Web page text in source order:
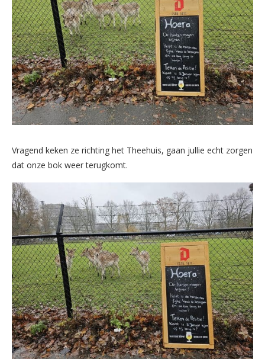
Vragend keken ze richting het Theehuis, gaan jullie echt zorgen
dat onze bok weer terugkomt.